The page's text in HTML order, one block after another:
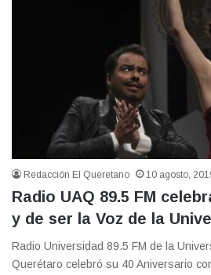
Redacción El Queretano 10 agosto,
Radio UAQ 89.5 FM
y de ser la Voz de la
Radio Universidad 89.5 FM de la
Querétaro celebró su 40 Aniversario